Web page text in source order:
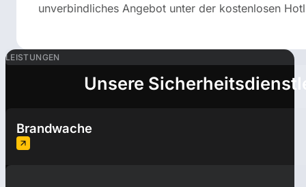
unverbindliches Angebot unter der kostenlosen
LEISTUNGEN
Unsere
Brandwache